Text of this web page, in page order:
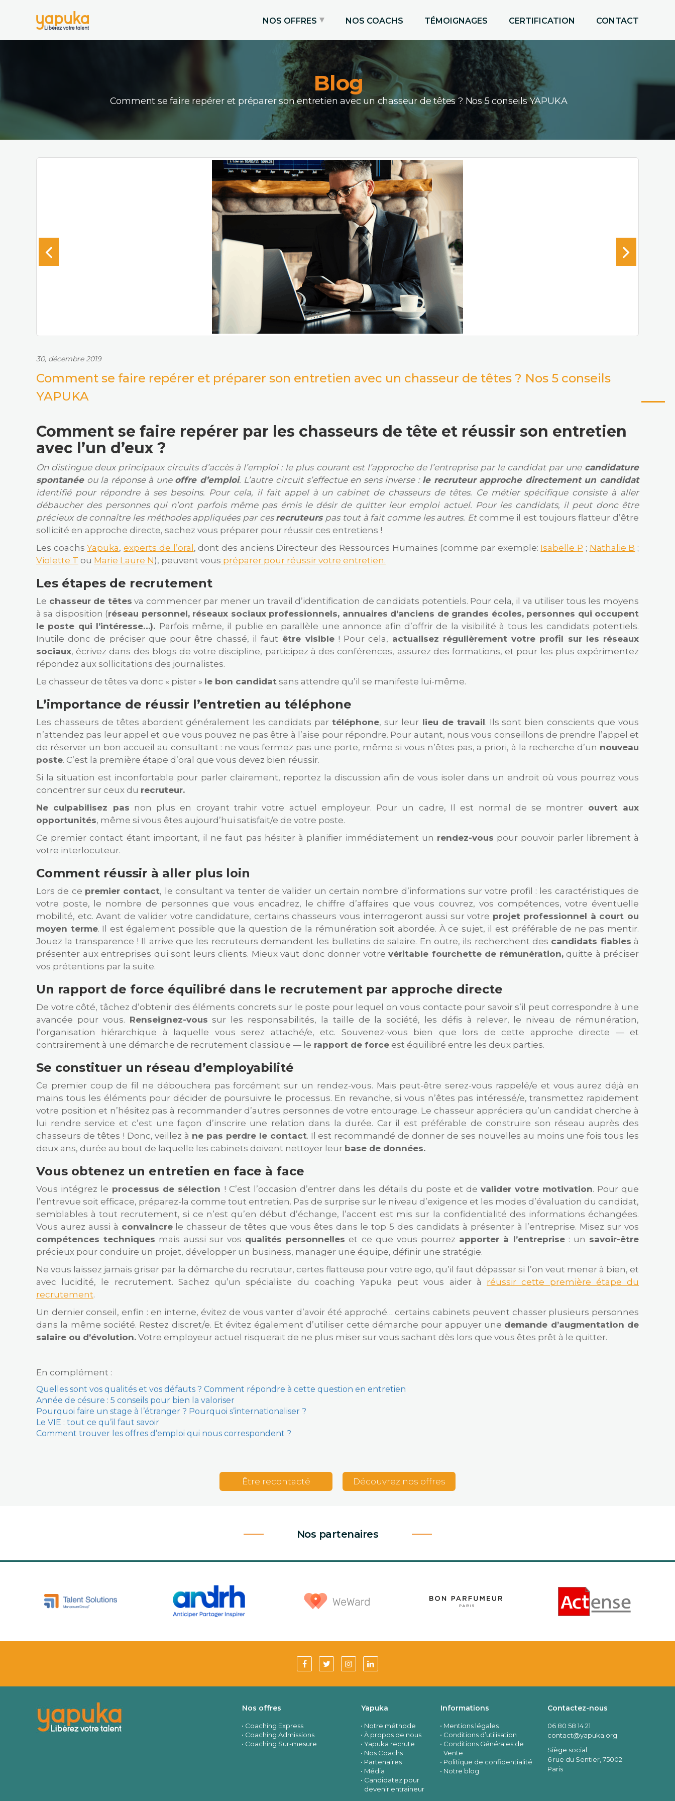
NOS OFFRES
SOS entretien
Dossier de candidature
Prise de Parole
Brevet des collèges / Oral du bac
Oraux d’admission en écoles /
masters
Entretien vidéo différé
Emploi
Pitch
NOS COACHS TÉMOIGNAGES CERTIFICATION CONTACT
Blog
Comment se faire repérer et préparer son entretien avec un chasseur de têtes ? Nos 5 conseils YAPUKA
30, décembre 2019
Comment se faire repérer et préparer son entretien avec un chasseur de têtes ? Nos 5 conseils
YAPUKA
Comment se faire repérer par les chasseurs de tête et réussir son entretien
avec l’un d’eux ?
On distingue deux principaux circuits d’accès à l’emploi : le plus courant est l’approche de l’entreprise par le candidat par unecandidature
spontanéeou la réponse à une offre d’emploi. L’autre circuit s’effectue en sens inverse : le recruteur approche directement un candidat
identifié pour répondre à ses besoins. Pour cela, il fait appel à un cabinet de chasseurs de têtes. Ce métier spécifique consiste à aller
débaucher des personnes qui n’ont parfois même pas émis le désir de quitter leur emploi actuel. Pour les candidats, il peut donc être
précieux de connaître les méthodes appliquées par ces recruteurspas tout à fait comme les autres. Et comme il est toujours flatteur d’être
sollicité en approche directe, sachez vous préparer pour réussir ces entretiens !
Les coachsYapuka,experts de l’oral, dont des anciens Directeur des Ressources Humaines (comme par exemple: Isabelle P ; Nathalie B ;
Violette T ou Marie Laure N), peuvent vous préparer pour réussir votre entretien.
Les étapes de recrutement
Le chasseur de têtes va commencer par mener un travail d’identification de candidats potentiels. Pour cela, il va utiliser tous les moyens
à sa disposition (réseau personnel, réseaux sociaux professionnels, annuaires d’anciens de grandes écoles, personnes qui occupent
le poste qui l’intéresse…). Parfois même, il publie en parallèle une annonce afin d’offrir de la visibilité à tous les candidats potentiels.
Inutile donc de préciser que pour être chassé, il faut être visible! Pour cela, actualisez régulièrement votre profil sur les réseaux
sociaux, écrivez dans des blogs de votre discipline, participez à des conférences, assurez des formations, et pour les plus expérimentez
répondez aux sollicitations des journalistes.
Le chasseur de têtes va donc « pister » le bon candidat sans attendre qu’il se manifeste lui-même.
L’importance de réussir l’entretien au téléphone
Les chasseurs de têtes abordent généralement les candidats partéléphone, sur leurlieu de travail. Ils sont bien conscients que vous
n’attendez pas leur appel et que vous pouvez ne pas être à l’aise pour répondre. Pour autant, nous vous conseillons de prendre l’appel et
de réserver un bon accueil au consultant : ne vous fermez pas une porte, même si vous n’êtes pas, a priori, à la recherche d’un nouveau
poste. C’est la première étape d’oral que vous devez bien réussir.
Si la situation est inconfortable pour parler clairement, reportez la discussion afin de vous isoler dans un endroit où vous pourrez vous
concentrer sur ceux du recruteur.
Ne culpabilisez pas non plus en croyant trahir votre actuel employeur. Pour un cadre, Il est normal de se montrer ouvert aux
opportunités, même si vous êtes aujourd’hui satisfait/e de votre poste.
Ce premier contact étant important, il ne faut pas hésiter à planifier immédiatement un rendez-vous pour pouvoir parler librement à
votre interlocuteur.
Comment réussir à aller plus loin
Lors de ce premier contact, le consultant va tenter de valider un certain nombre d’informations sur votre profil : les caractéristiques de
votre poste, le nombre de personnes que vous encadrez, le chiffre d’affaires que vous couvrez, vos compétences, votre éventuelle
mobilité, etc. Avant de valider votre candidature, certains chasseurs vous interrogeront aussi sur votre projet professionnel à court ou
moyen terme. Il est également possible que la question de la rémunération soit abordée. À ce sujet, il est préférable de ne pas mentir.
Jouez la transparence ! Il arrive que les recruteurs demandent les bulletins de salaire. En outre, ils recherchent des candidats fiables à
présenter aux entreprises qui sont leurs clients. Mieux vaut donc donner votre véritable fourchette de rémunération,quitte à préciser
vos prétentions par la suite.
Un rapport de force équilibré dans le recrutement par approche directe
De votre côté, tâchez d’obtenir des éléments concrets sur le poste pour lequel on vous contacte pour savoir s’il peut correspondre à une
avancée pour vous. Renseignez-vous sur les responsabilités, la taille de la société, les défis à relever, le niveau de rémunération,
l’organisation hiérarchique à laquelle vous serez attaché/e, etc. Souvenez-vous bien que lors de cette approche directe — et
contrairement à une démarche de recrutement classique — le rapport de force est équilibré entre les deux parties.
Se constituer un réseau d’employabilité
Ce premier coup de fil ne débouchera pas forcément sur un rendez-vous. Mais peut-être serez-vous rappelé/e et vous aurez déjà en
mains tous les éléments pour décider de poursuivre le processus. En revanche, si vous n’êtes pas intéressé/e, transmettez rapidement
votre position et n’hésitez pas à recommander d’autres personnes de votre entourage. Le chasseur appréciera qu’un candidat cherche à
lui rendre service et c’est une façon d’inscrire une relation dans la durée. Car il est préférable de construire son réseau auprès des
chasseurs de têtes ! Donc, veillez à ne pas perdre le contact. Il est recommandé de donner de ses nouvelles au moins une fois tous les
deux ans, durée au bout de laquelle les cabinets doivent nettoyer leur base de données.
Vous obtenez un entretien en face à face
Vous intégrez le processus de sélection ! C’est l’occasion d’entrer dans les détails du poste et de valider votre motivation. Pour que
l’entrevue soit efficace, préparez-la comme tout entretien. Pas de surprise sur le niveau d’exigence et les modes d’évaluation du candidat,
semblables à tout recrutement, si ce n’est qu’en début d’échange, l’accent est mis sur la confidentialité des informations échangées.
Vous aurez aussi à convaincrele chasseur de têtes que vous êtes dans le top 5 des candidats à présenter à l’entreprise. Misez sur vos
compétences techniques mais aussi sur vos qualités personnelles et ce que vous pourrez apporter à l’entreprise: un savoir-être
précieux pour conduire un projet, développer un business, manager une équipe, définir une stratégie.
Ne vous laissez jamais griser par la démarche du recruteur, certes flatteuse pour votre ego, qu’il faut dépasser si l’on veut mener à bien, et
avec lucidité, le recrutement. Sachez qu’un spécialiste du coaching Yapuka peut vous aider à réussir cette première étape du
recrutement.
Un dernier conseil, enfin : en interne, évitez de vous vanter d’avoir été approché… certains cabinets peuvent chasser plusieurs personnes
dans la même société. Restez discret/e. Et évitez également d’utiliser cette démarche pour appuyer une demande d’augmentation de
salaire ou d’évolution. Votre employeur actuel risquerait de ne plus miser sur vous sachant dès lors que vous êtes prêt à le quitter.
En complément :
Quelles sont vos qualités et vos défauts ? Comment répondre à cette question en entretien
Année de césure : 5 conseils pour bien la valoriser
Pourquoi faire un stage à l’étranger ? Pourquoi s’internationaliser ?
Le VIE : tout ce qu’il faut savoir
Comment trouver les offres d’emploi qui nous correspondent ?
Être recontacté Découvrez nos offres
Nos partenaires
Nos offres
Coaching Express
Coaching Admissions
Coaching Sur-mesure
Yapuka
Notre méthode
À propos de nous
Yapuka recrute
Nos Coachs
Partenaires
Média
Candidatez pour
devenir entraineur
Informations
Mentions légales
Conditions d’utilisation
Conditions Générales de
Vente
Politique de confidentialité
Notre blog
Contactez-nous
06 80 58 14 21
contact@yapuka.org
Siège social
6 rue du Sentier, 75002
Paris